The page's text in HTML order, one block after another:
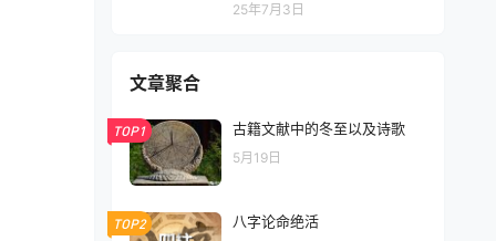
25年7月3日
文章聚合
TOP1 古籍文献中的冬至以及诗歌
5月19日
TOP2 八字论命绝活